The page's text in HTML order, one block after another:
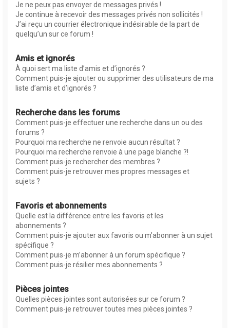
Je ne peux pas envoyer de messages privés !
Je continue à recevoir des messages privés non sollicités !
J’ai reçu un courrier électronique indésirable de la part de
quelqu’un sur ce forum !
Amis et ignorés
À quoi sert ma liste d’amis et d’ignorés ?
Comment puis-je ajouter ou supprimer des utilisateurs de ma
liste d’amis et d’ignorés ?
Recherche dans les forums
Comment puis-je effectuer une recherche dans un ou des
forums ?
Pourquoi ma recherche ne renvoie aucun résultat ?
Pourquoi ma recherche renvoie à une page blanche ?!
Comment puis-je rechercher des membres ?
Comment puis-je retrouver mes propres messages et
sujets ?
Favoris et abonnements
Quelle est la différence entre les favoris et les
abonnements ?
Comment puis-je ajouter aux favoris ou m’abonner à un sujet
spécifique ?
Comment puis-je m’abonner à un forum spécifique ?
Comment puis-je résilier mes abonnements ?
Pièces jointes
Quelles pièces jointes sont autorisées sur ce forum ?
Comment puis-je retrouver toutes mes pièces jointes ?